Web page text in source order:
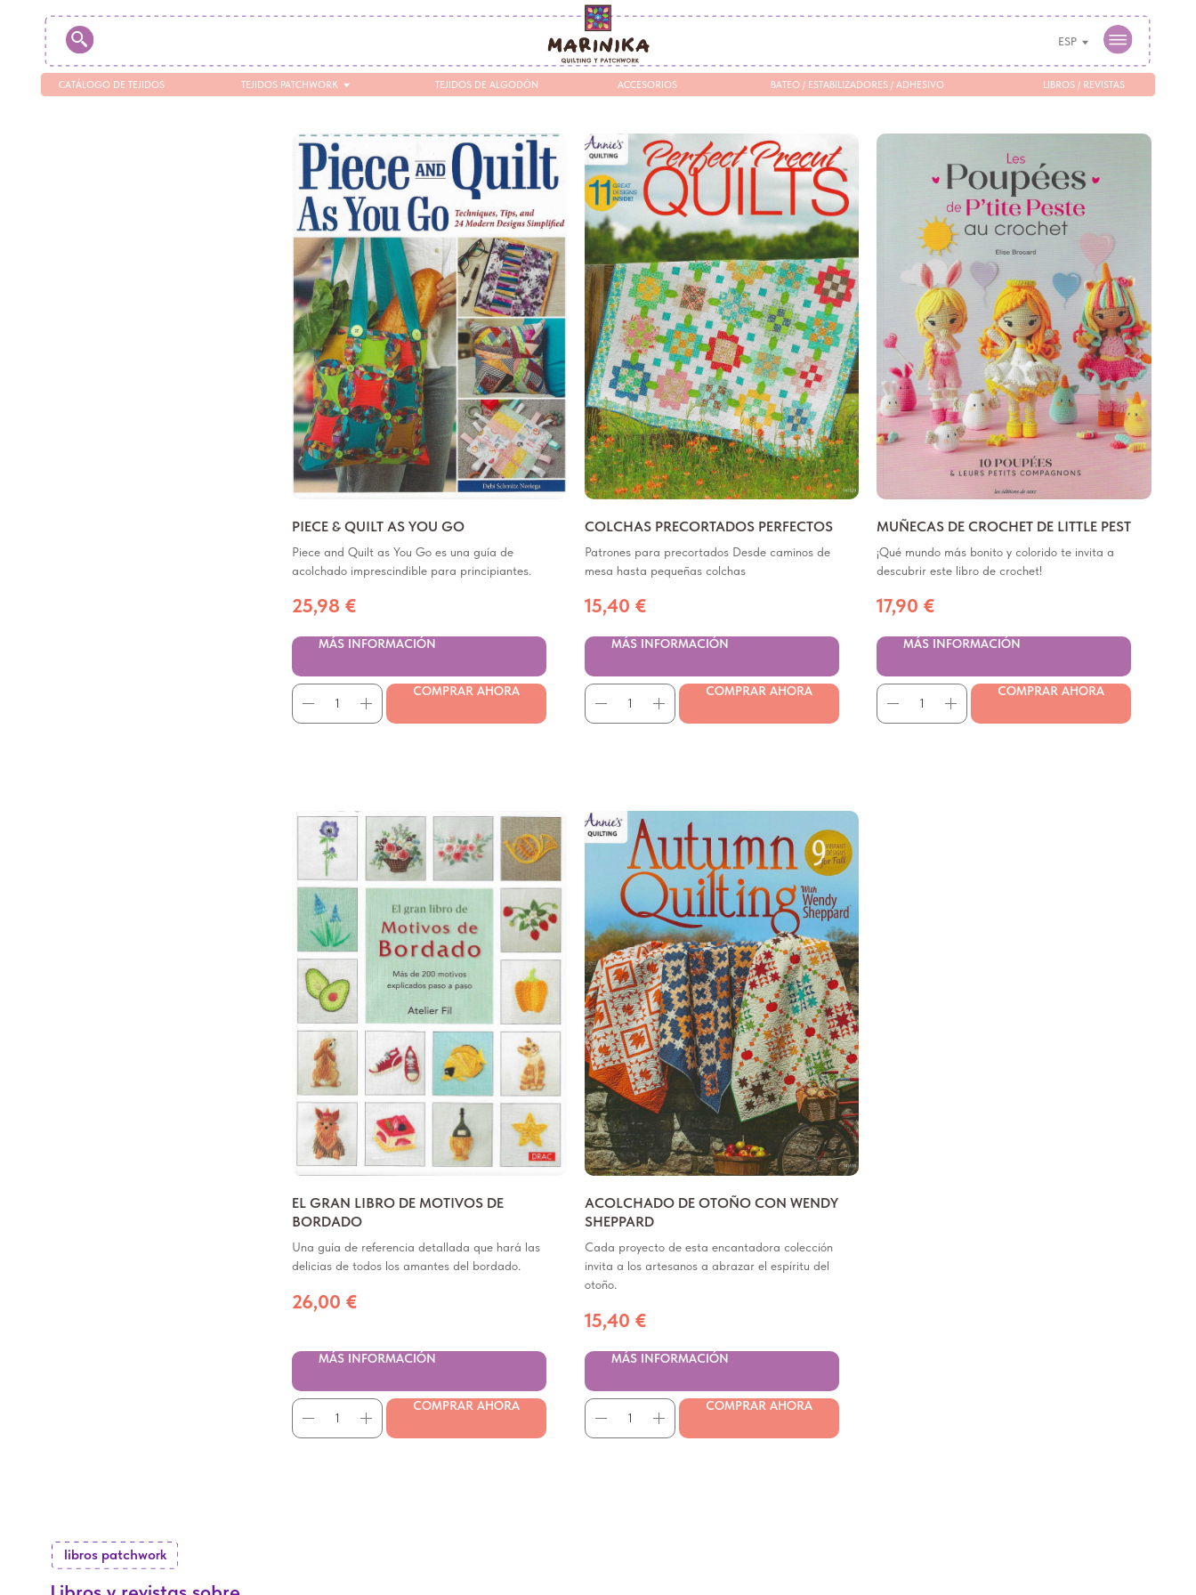
ACCESORIOS
TEJIDOS PATCHWORK
CATÁLOGO DE TEJIDOS TEJIDOS DE ALGODÓN BATEO / ESTABILIZADORES / ADHESIVO LIBROS / REVISTAS
PIECE & QUILT AS YOU GO
Piece and Quilt as You Go es una guía de
acolchado imprescindible para principiantes.
25,98 €
MÁS INFORMACIÓN
COMPRAR AHORA
COLCHAS PRECORTADOS PERFECTOS
Patrones para precortados Desde caminos de
mesa hasta pequeñas colchas
15,40 €
MÁS INFORMACIÓN
COMPRAR AHORA
MUÑECAS DE CROCHET DE LITTLE PEST
¡Qué mundo más bonito y colorido te invita a
descubrir este libro de crochet!
17,90 €
MÁS INFORMACIÓN
COMPRAR AHORA
EL GRAN LIBRO DE MOTIVOS DE
BORDADO
Una guía de referencia detallada que hará las
delicias de todos los amantes del bordado.
26,00 €
MÁS INFORMACIÓN
COMPRAR AHORA
ACOLCHADO DE OTOÑO CON WENDY
SHEPPARD
Cada proyecto de esta encantadora colección
invita a los artesanos a abrazar el espíritu del
otoño.
15,40 €
MÁS INFORMACIÓN
COMPRAR AHORA
- Ediciones de coleccionista y libros sobre la historia del arte textil.